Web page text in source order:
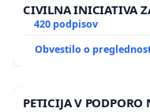
CIVILNA INICIATIVA
420 podpisov
Obvestilo o
PETICIJA V